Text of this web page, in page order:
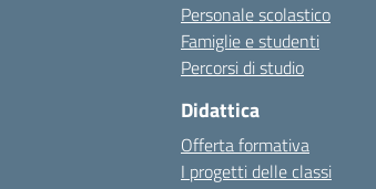
Personale scolastico
Famiglie e studenti
Percorsi di studio
Didattica
Offerta formativa
I progetti delle classi